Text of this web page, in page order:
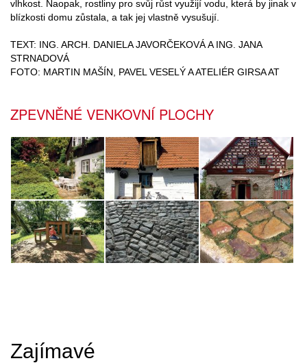
vlhkost. Naopak, rostliny pro svůj růst využijí vodu, která by jinak v
blízkosti domu zůstala, a tak jej vlastně vysušují.
TEXT: ING. ARCH. DANIELA JAVORČEKOVÁ A ING. JANA
STRNADOVÁ
FOTO: MARTIN MAŠÍN, PAVEL VESELÝ A ATELIÉR GIRSA AT
ZPEVNĚNÉ VENKOVNÍ PLOCHY
Zajímavé